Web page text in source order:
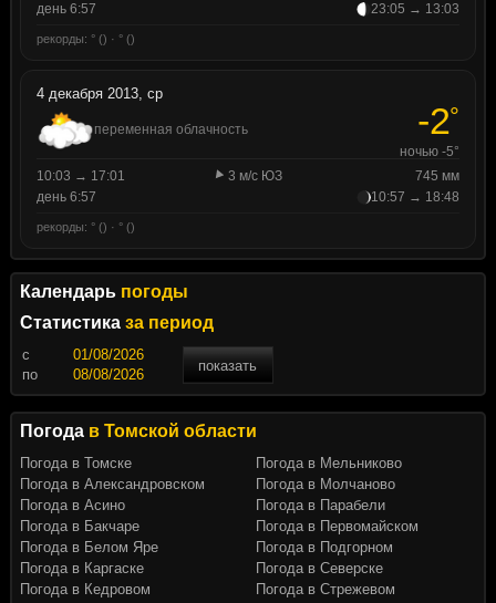
день 6:57
23:05 → 13:03
рекорды: ° () · ° ()
4 декабря 2013, ср
переменная облачность -2°
ночью -5°
10:03 → 17:01
3 м/с ЮЗ
745 мм
день 6:57
10:57 → 18:48
рекорды: ° () · ° ()
Календарь погоды
Статистика за период
c
показать
по
Погода в Томской области
Погода в Томске
Погода в Александровском
Погода в Асино
Погода в Бакчаре
Погода в Белом Яре
Погода в Каргаске
Погода в Кедровом
Погода в Мельниково
Погода в Молчаново
Погода в Парабели
Погода в Первомайском
Погода в Подгорном
Погода в Северске
Погода в Стрежевом